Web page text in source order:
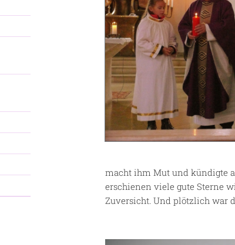
macht ihm Mut und kündigte
erschienen viele gute Sterne
Zuversicht. Und plötzlich war